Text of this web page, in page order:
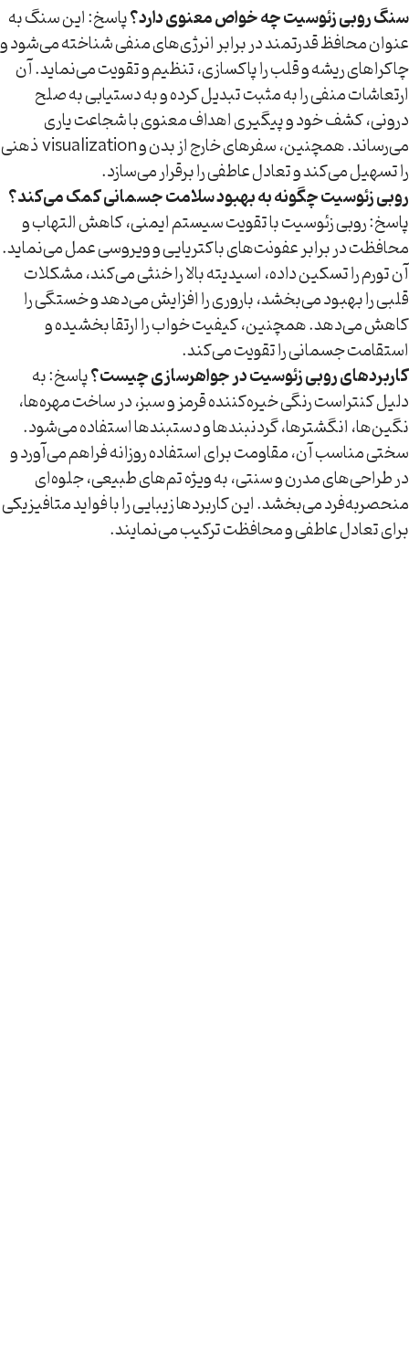
سنگ روبی زئوسیت چه خواص معنوی دارد؟پاسخ: این سنگ به
عنوان محافظ قدرتمند در برابر انرژی‌های منفی شناخته می‌شود و
چاکراهای ریشه و قلب را پاکسازی، تنظیم و تقویت می‌نماید. آن
ارتعاشات منفی را به مثبت تبدیل کرده و به دستیابی به صلح
درونی، کشف خود و پیگیری اهداف معنوی با شجاعت یاری
می‌رساند. همچنین، سفرهای خارج از بدن و visualization ذهنی
را تسهیل می‌کند و تعادل عاطفی را برقرار می‌سازد.
روبی زئوسیت چگونه به بهبود سلامت جسمانی کمک می‌کند؟
پاسخ: روبی زئوسیت با تقویت سیستم ایمنی، کاهش التهاب و
محافظت در برابر عفونت‌های باکتریایی و ویروسی عمل می‌نماید.
آن تورم را تسکین داده، اسیدیته بالا را خنثی می‌کند، مشکلات
قلبی را بهبود می‌بخشد، باروری را افزایش می‌دهد و خستگی را
کاهش می‌دهد. همچنین، کیفیت خواب را ارتقا بخشیده و
استقامت جسمانی را تقویت می‌کند.
کاربردهای روبی زئوسیت در جواهرسازی چیست؟پاسخ: به
دلیل کنتراست رنگی خیره‌کننده قرمز و سبز، در ساخت مهره‌ها،
نگین‌ها، انگشترها، گردنبندها و دستبندها استفاده می‌شود.
سختی مناسب آن، مقاومت برای استفاده روزانه فراهم می‌آورد و
در طراحی‌های مدرن و سنتی، به ویژه تم‌های طبیعی، جلوه‌ای
منحصربه‌فرد می‌بخشد. این کاربردها زیبایی را با فواید متافیزیکی
برای تعادل عاطفی و محافظت ترکیب می‌نمایند.